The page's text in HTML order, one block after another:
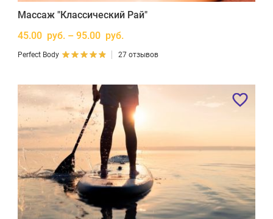
Массаж "Классический Рай"
45.00 руб. – 95.00 руб.
Perfect Body 27 отзывов